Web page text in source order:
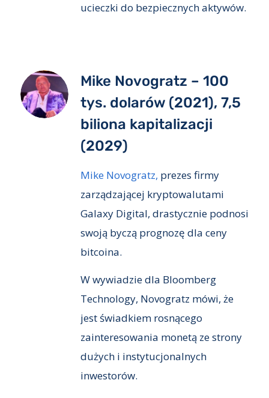
ucieczki do bezpiecznych aktywów.
Mike Novogratz – 100
tys. dolarów (2021), 7,5
biliona kapitalizacji
(2029)
Mike Novogratz, prezes firmy
zarządzającej kryptowalutami
Galaxy Digital, drastycznie podnosi
swoją byczą prognozę dla ceny
bitcoina.
W wywiadzie dla Bloomberg
Technology, Novogratz mówi, że
jest świadkiem rosnącego
zainteresowania monetą ze strony
dużych i instytucjonalnych
inwestorów.